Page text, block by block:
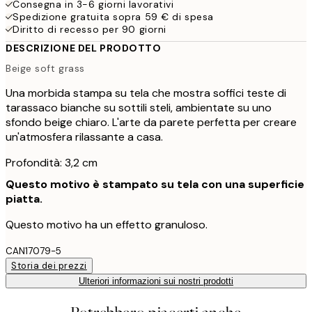
Consegna in 3-6 giorni lavorativi
Spedizione gratuita sopra 59 € di spesa
Diritto di recesso per 90 giorni
DESCRIZIONE DEL PRODOTTO
Beige soft grass
Una morbida stampa su tela che mostra soffici teste di
tarassaco bianche su sottili steli, ambientate su uno
sfondo beige chiaro. L'arte da parete perfetta per creare
un'atmosfera rilassante a casa.
Profondità: 3,2 cm
Questo motivo è stampato su tela con una superficie
piatta.
Questo motivo ha un effetto granuloso.
CAN17079-5
Storia dei prezzi
Ulteriori informazioni sui nostri prodotti